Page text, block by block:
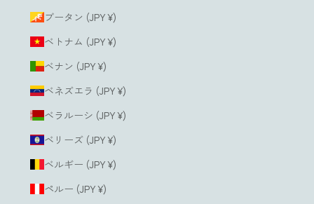
ブータン (JPY ¥)
ベトナム (JPY ¥)
ベナン (JPY ¥)
ベネズエラ (JPY ¥)
ベラルーシ (JPY ¥)
ベリーズ (JPY ¥)
ベルギー (JPY ¥)
ペルー (JPY ¥)